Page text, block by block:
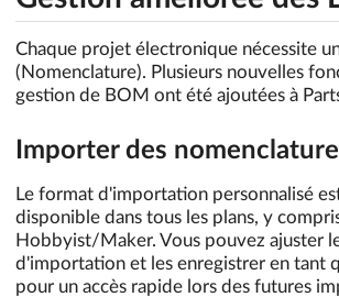
Chaque projet électronique nécessite
(Nomenclature). Plusieurs nouvelles
gestion de BOM ont été ajoutées à
Importer des
Le format d'importation personnalisé
disponible dans tous les plans, y
Hobbyist/Maker. Vous pouvez ajuster
d'importation et les enregistrer en tant
pour un accès rapide lors des futures